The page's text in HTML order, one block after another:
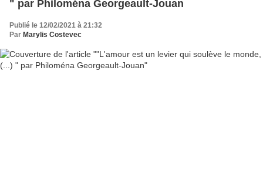
" par Philoména Georgeault-Jouan
Publié le 12/02/2021 à 21:32
Par Marylis Costevec